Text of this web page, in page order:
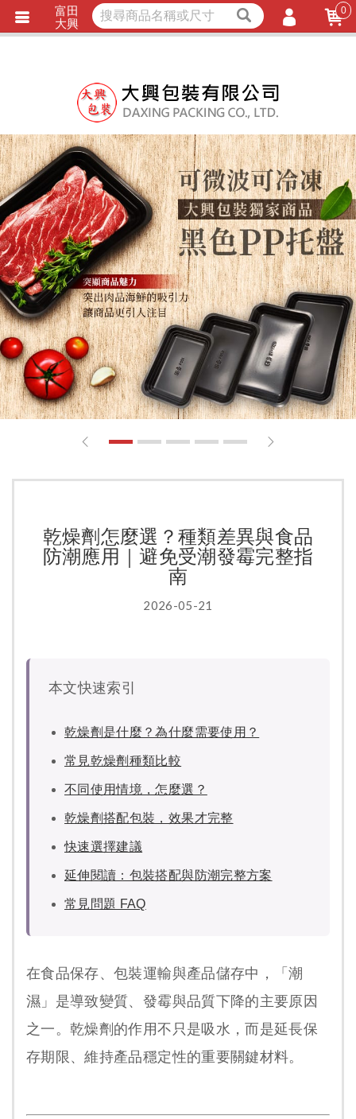
立即詢價 LINE詢問
1 2 3 4 5
乾燥劑怎麼選？種類差異與食品
防潮應用｜避免受潮發霉完整指
南
2026-05-21
本文快速索引
乾燥劑是什麼？為什麼需要使用？
常見乾燥劑種類比較
不同使用情境，怎麼選？
乾燥劑搭配包裝，效果才完整
快速選擇建議
延伸閱讀：包裝搭配與防潮完整方案
常見問題 FAQ
在食品保存、包裝運輸與產品儲存中，「潮
濕」是導致變質、發霉與品質下降的主要原因
之一。乾燥劑的作用不只是吸水，而是延長保
存期限、維持產品穩定性的重要關鍵材料。
富田
大興
0
會員註冊
忘記密碼
訂單查詢
TRACK LISTING追 / 蹤 / 清 / 單
匯款通知
獨家商品 耐熱內襯